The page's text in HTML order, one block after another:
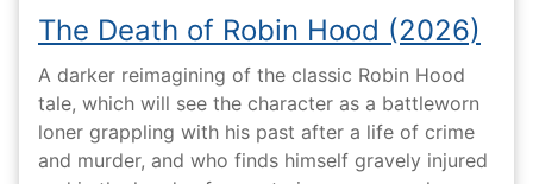
The Death of Robin Hood (2026)
A darker reimagining of the classic Robin Hood
tale, which will see the character as a battleworn
loner grappling with his past after a life of crime
and murder, and who finds himself gravely injured